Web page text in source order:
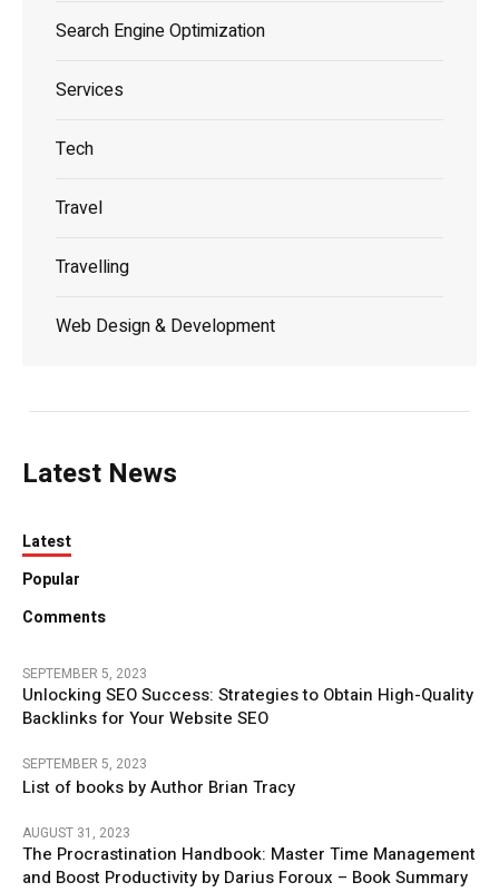
Search Engine Optimization
Services
Tech
Travel
Travelling
Web Design & Development
Latest News
Latest
Popular
Comments
SEPTEMBER 5, 2023
Unlocking SEO Success: Strategies to Obtain High-Quality
Backlinks for Your Website SEO
SEPTEMBER 5, 2023
List of books by Author Brian Tracy
AUGUST 31, 2023
The Procrastination Handbook: Master Time Management
and Boost Productivity by Darius Foroux – Book Summary